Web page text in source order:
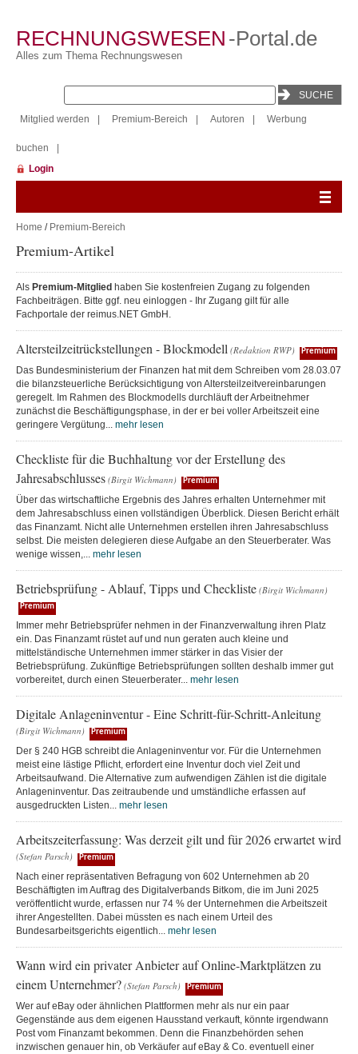
RECHNUNGSWESEN -Portal.de
Alles zum Thema Rechnungswesen
Mitglied werden Premium-Bereich Autoren Werbung
buchen
Login
Home / Premium-Bereich
Premium-Artikel
Als Premium-Mitglied haben Sie kostenfreien Zugang zu folgenden
Fachbeiträgen. Bitte ggf. neu einloggen - Ihr Zugang gilt für alle
Fachportale der reimus.NET GmbH.
Altersteilzeitrückstellungen - Blockmodell (Redaktion RWP) Premium
Das Bundesministerium der Finanzen hat mit dem Schreiben vom 28.03.07
die bilanzsteuerliche Berücksichtigung von Altersteilzeitvereinbarungen
geregelt. Im Rahmen des Blockmodells durchläuft der Arbeitnehmer
zunächst die Beschäftigungsphase, in der er bei voller Arbeitszeit eine
geringere Vergütung... mehr lesen
Checkliste für die Buchhaltung vor der Erstellung des
Jahresabschlusses (Birgit Wichmann) Premium
Über das wirtschaftliche Ergebnis des Jahres erhalten Unternehmer mit
dem Jahresabschluss einen vollständigen Überblick. Diesen Bericht erhält
das Finanzamt. Nicht alle Unternehmen erstellen ihren Jahresabschluss
selbst. Die meisten delegieren diese Aufgabe an den Steuerberater. Was
wenige wissen,... mehr lesen
Betriebsprüfung - Ablauf, Tipps und Checkliste (Birgit Wichmann)
Premium
Immer mehr Betriebsprüfer nehmen in der Finanzverwaltung ihren Platz
ein. Das Finanzamt rüstet auf und nun geraten auch kleine und
mittelständische Unternehmen immer stärker in das Visier der
Betriebsprüfung. Zukünftige Betriebsprüfungen sollten deshalb immer gut
vorbereitet, durch einen Steuerberater... mehr lesen
Digitale Anlageninventur - Eine Schritt-für-Schritt-Anleitung
(Birgit Wichmann) Premium
Der § 240 HGB schreibt die Anlageninventur vor. Für die Unternehmen
meist eine lästige Pflicht, erfordert eine Inventur doch viel Zeit und
Arbeitsaufwand. Die Alternative zum aufwendigen Zählen ist die digitale
Anlageninventur. Das zeitraubende und umständliche erfassen auf
ausgedruckten Listen... mehr lesen
Arbeitszeiterfassung: Was derzeit gilt und für 2026 erwartet wird
(Stefan Parsch) Premium
Nach einer repräsentativen Befragung von 602 Unternehmen ab 20
Beschäftigten im Auftrag des Digitalverbands Bitkom, die im Juni 2025
veröffentlicht wurde, erfassen nur 74 % der Unternehmen die Arbeitszeit
ihrer Angestellten. Dabei müssten es nach einem Urteil des
Bundesarbeitsgerichts eigentlich... mehr lesen
Wann wird ein privater Anbieter auf Online-Marktplätzen zu
einem Unternehmer? (Stefan Parsch) Premium
Wer auf eBay oder ähnlichen Plattformen mehr als nur ein paar
Gegenstände aus dem eigenen Hausstand verkauft, könnte irgendwann
Post vom Finanzamt bekommen. Denn die Finanzbehörden sehen
inzwischen genauer hin, ob Verkäufer auf eBay & Co. eventuell einer